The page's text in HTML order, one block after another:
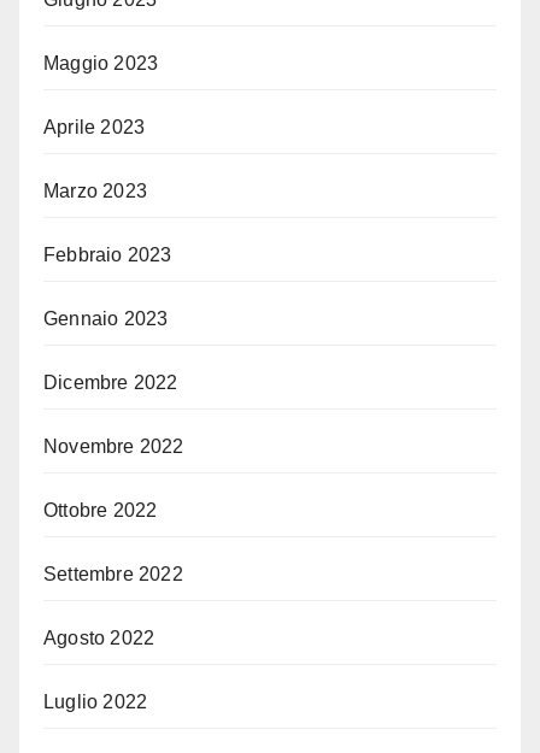
Maggio 2023
Aprile 2023
Marzo 2023
Febbraio 2023
Gennaio 2023
Dicembre 2022
Novembre 2022
Ottobre 2022
Settembre 2022
Agosto 2022
Luglio 2022